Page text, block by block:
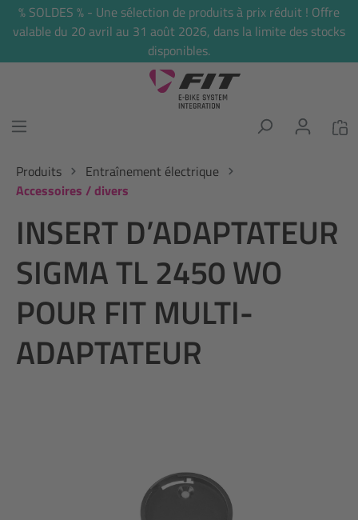
principal
% SOLDES % - Une sélection de produits à prix réduit ! Offre
valable du 20 avril au 31 août 2026, dans la limite des stocks
disponibles.
Produits
Entraînement électrique
Accessoires / divers
INSERT D’ADAPTATEUR
SIGMA TL 2450 WO
POUR FIT MULTI-
ADAPTATEUR